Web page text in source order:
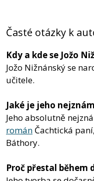
Časté otázky k
Kdy a kde se Jožo
Jožo Nižnánský se
učitele.
Jaké je jeho
Jeho absolutně
román Čachtická
Báthory.
Proč přestal během